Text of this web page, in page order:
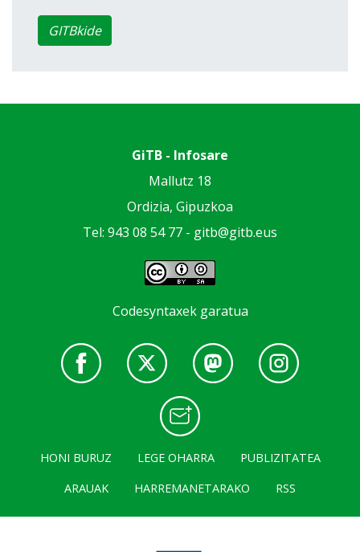
GITBkide
GiTB - Infosare
Mallutz 18
Ordizia, Gipuzkoa
Tel: 943 08 54 77 - gitb@gitb.eus
Codesyntaxek garatua
HONI BURUZ LEGE OHARRA
PUBLIZITATEA
ARAUAK
HARREMANETARAKO RSS